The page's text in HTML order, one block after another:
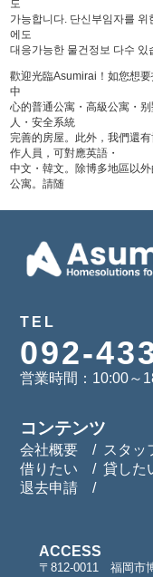
도
가능합니다. 단신부임자를 위
에도
대응가능한 물건정보 다수
歡迎光臨Asumirai！如您想
中
心的普通公寓・高級公寓・
人・安全系統
完善的房屋。此外，我們還
作人員，可對應英語・
中文・韓文。除博多地區以
公寓。請随
TEL
092-
営業時間：10:00～
コンテンツ
会社概要 スタッ
借りたい
貸した
退去申請
ACCESS
〒812-0011 福岡市